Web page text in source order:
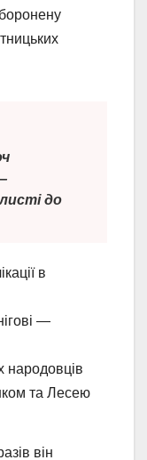
до
в
—
народовців
та Лесею
він